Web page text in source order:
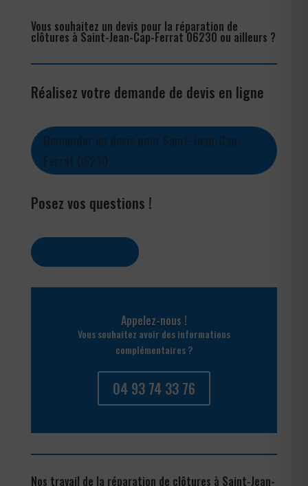
Vous souhaitez un devis pour la réparation de
clôtures à Saint-Jean-Cap-Ferrat 06230 ou ailleurs ?
Réalisez votre demande de devis en ligne
Posez vos questions !
Appelez-nous !
Vous souhaitez avoir des informations
complémentaires ?
04 93 74 33 76
Nos travail de la réparation de clôtures à Saint-Jean-